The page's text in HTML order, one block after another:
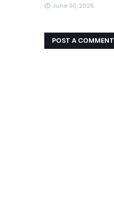
June 30, 2026
POST A COMMENT